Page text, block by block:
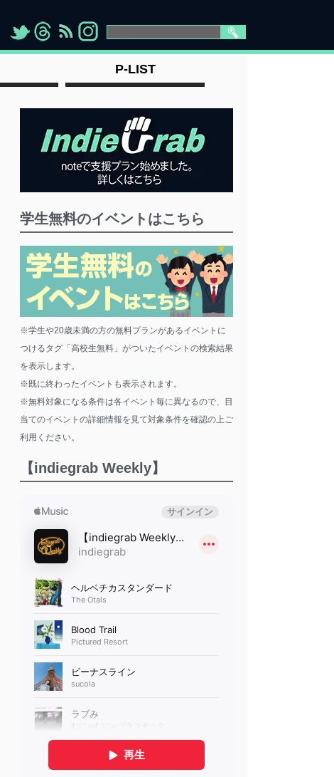
"> "> "> " >
P-LIST
学生無料のイベントはこちら
※学生や20歳未満の方の無料プランがあるイベントに
つけるタグ「高校生無料」がついたイベントの検索結果
を表示します。
※既に終わったイベントも表示されます。
※無料対象になる条件は各イベント毎に異なるので、目
当てのイベントの詳細情報を見て対象条件を確認の上ご
利用ください。
【indiegrab Weekly】